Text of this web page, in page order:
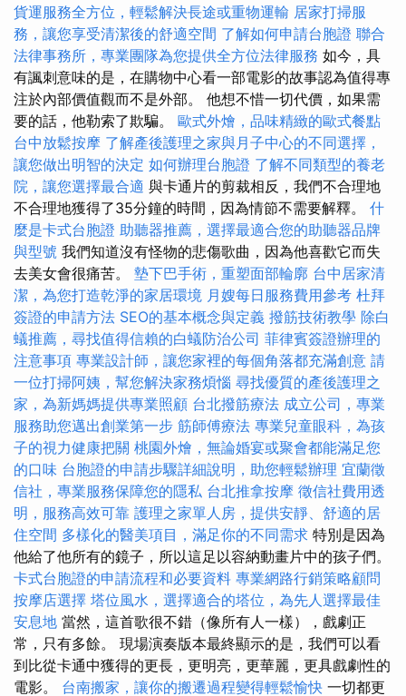
貨運服務全方位，輕鬆解決長途或重物運輸 居家打掃服
務，讓您享受清潔後的舒適空間 了解如何申請台胞證 聯合
法律事務所，專業團隊為您提供全方位法律服務 如今，具
有諷刺意味的是，在購物中心看一部電影的故事認為值得專
注於內部價值觀而不是外部。 他想不惜一切代價，如果需
要的話，他勒索了欺騙。 歐式外燴，品味精緻的歐式餐點
台中放鬆按摩 了解產後護理之家與月子中心的不同選擇，
讓您做出明智的決定 如何辦理台胞證 了解不同類型的養老
院，讓您選擇最合適 與卡通片的剪裁相反，我們不合理地
不合理地獲得了35分鐘的時間，因為情節不需要解釋。 什
麼是卡式台胞證 助聽器推薦，選擇最適合您的助聽器品牌
與型號 我們知道沒有怪物的悲傷歌曲，因為他喜歡它而失
去美女會很痛苦。 墊下巴手術，重塑面部輪廓 台中居家清
潔，為您打造乾淨的家居環境 月嫂每日服務費用參考 杜拜
簽證的申請方法 SEO的基本概念與定義 撥筋技術教學 除白
蟻推薦，尋找值得信賴的白蟻防治公司 菲律賓簽證辦理的
注意事項 專業設計師，讓您家裡的每個角落都充滿創意 請
一位打掃阿姨，幫您解決家務煩惱 尋找優質的產後護理之
家，為新媽媽提供專業照顧 台北撥筋療法 成立公司，專業
服務助您邁出創業第一步 筋師傅療法 專業兒童眼科，為孩
子的視力健康把關 桃園外燴，無論婚宴或聚會都能滿足您
的口味 台胞證的申請步驟詳細說明，助您輕鬆辦理 宜蘭徵
信社，專業服務保障您的隱私 台北推拿按摩 徵信社費用透
明，服務高效可靠 護理之家單人房，提供安靜、舒適的居
住空間 多樣化的醫美項目，滿足你的不同需求 特別是因為
他給了他所有的鏡子，所以這足以容納動畫片中的孩子們。
卡式台胞證的申請流程和必要資料 專業網路行銷策略顧問
按摩店選擇 塔位風水，選擇適合的塔位，為先人選擇最佳
安息地 當然，這首歌很不錯（像所有人一樣），戲劇正
常，只有多餘。 現場演奏版本最終顯示的是，我們可以看
到比從卡通中獲得的更長，更明亮，更華麗，更具戲劇性的
電影。 台南搬家，讓你的搬遷過程變得輕鬆愉快 一切都更